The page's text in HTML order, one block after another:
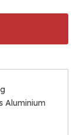
Aluminium